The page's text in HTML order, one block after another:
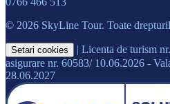
© 2026 SkyLine Tour. Toate
Setari cookies | Licenta de turism
asigurare nr. 60583/ 10.06.2026 -
28.06.2027